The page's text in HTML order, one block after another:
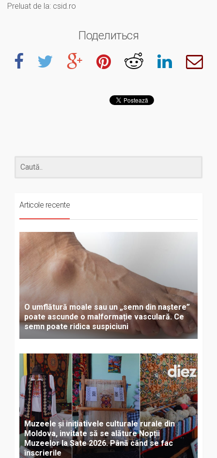
Preluat de la: csid.ro
Поделиться
Articole recente
O umflătură moale sau un „semn din naștere”
poate ascunde o malformație vasculară. Ce
semn poate ridica suspiciuni
Muzeele și inițiativele culturale rurale din
Moldova, invitate să se alăture Nopții
Muzeelor la Sate 2026. Până când se fac
înscrierile